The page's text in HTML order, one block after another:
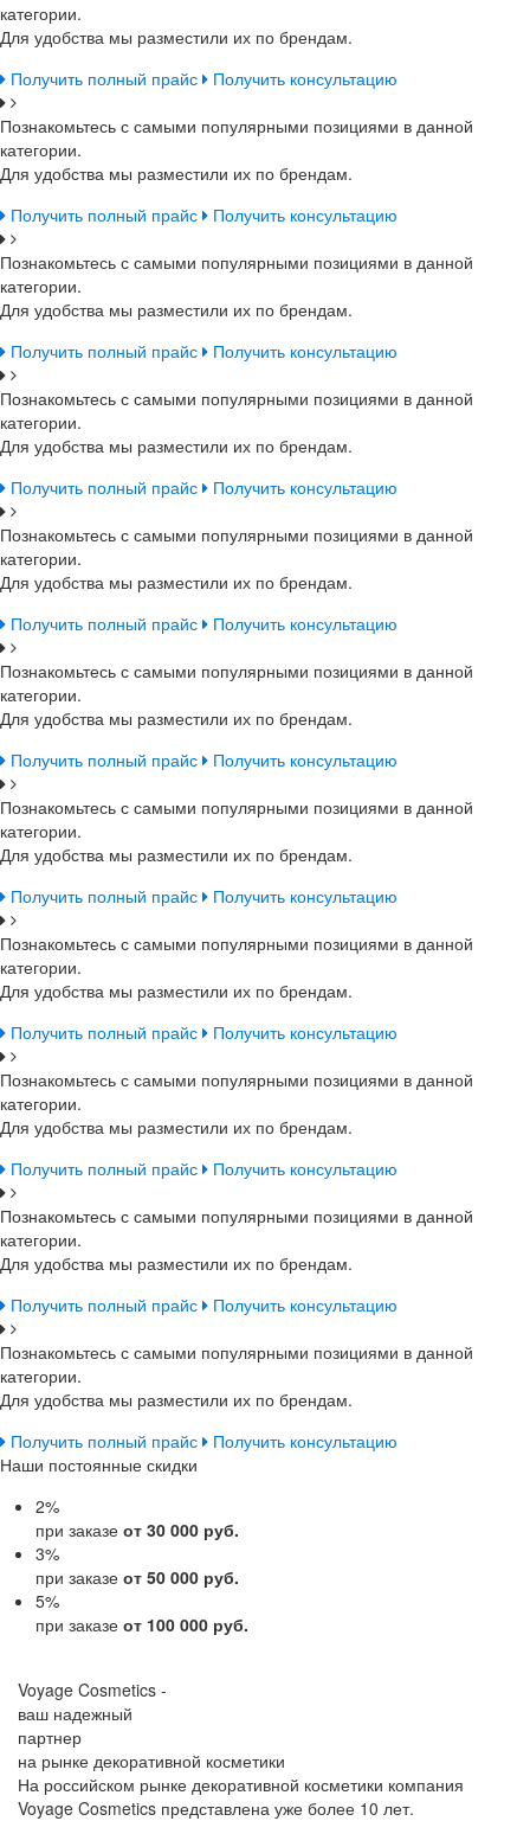
категории.
Для удобства мы разместили их по брендам.
Получить полный прайс
Получить консультацию
Познакомьтесь с самыми популярными позициями в данной
категории.
Для удобства мы разместили их по брендам.
Получить полный прайс
Получить консультацию
Познакомьтесь с самыми популярными позициями в данной
категории.
Для удобства мы разместили их по брендам.
Получить полный прайс
Получить консультацию
Познакомьтесь с самыми популярными позициями в данной
категории.
Для удобства мы разместили их по брендам.
Получить полный прайс
Получить консультацию
Познакомьтесь с самыми популярными позициями в данной
категории.
Для удобства мы разместили их по брендам.
Получить полный прайс
Получить консультацию
Познакомьтесь с самыми популярными позициями в данной
категории.
Для удобства мы разместили их по брендам.
Получить полный прайс
Получить консультацию
Познакомьтесь с самыми популярными позициями в данной
категории.
Для удобства мы разместили их по брендам.
Получить полный прайс
Получить консультацию
Познакомьтесь с самыми популярными позициями в данной
категории.
Для удобства мы разместили их по брендам.
Получить полный прайс
Получить консультацию
Познакомьтесь с самыми популярными позициями в данной
категории.
Для удобства мы разместили их по брендам.
Получить полный прайс
Получить консультацию
Познакомьтесь с самыми популярными позициями в данной
категории.
Для удобства мы разместили их по брендам.
Получить полный прайс
Получить консультацию
Познакомьтесь с самыми популярными позициями в данной
категории.
Для удобства мы разместили их по брендам.
Получить полный прайс
Получить консультацию
Наши постоянные скидки
2%
при заказе от 30 000 руб.
3%
при заказе от 50 000 руб.
5%
при заказе от 100 000 руб.
Voyage Cosmetics -
ваш надежный
партнер
на рынке декоративной косметики
На российском рынке декоративной косметики компания
Voyage Cosmetics представлена уже более 10 лет.